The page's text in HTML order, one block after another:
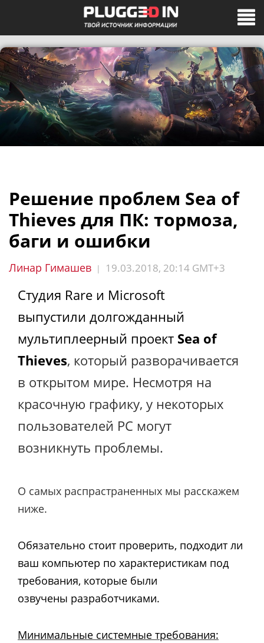
Решение проблем Sea of
Thieves для ПК: тормоза,
баги и ошибки
Линар Гимашев | 19.03.2018, 20:14 GMT+3
Студия Rare и Microsoft
выпустили долгожданный
мультиплеерный проект Sea of
Thieves, который разворачивается
в открытом мире. Несмотря на
красочную графику, у некоторых
пользователей PC могут
возникнуть проблемы.
О самых распрастраненных мы расскажем
ниже.
Обязательно стоит проверить, подходит ли
ваш компьютер по характеристикам под
требования, которые были
озвучены разработчиками.
Минимальные системные требования: